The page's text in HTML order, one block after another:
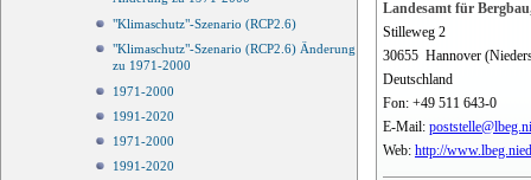
"Klimaschutz"-Szenario (RCP2.6)
"Klimaschutz"-Szenario (RCP2.6) Änderung
zu 1971-2000
1971-2000
1991-2020
1971-2000
1991-2020
Landesamt für
Stilleweg 2
30655 Hannover
Deutschland
Fon: +49 511 643-0
E-Mail:
Web: http://